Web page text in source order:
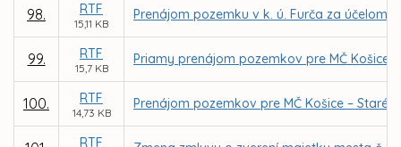
98. RTF
15,11 KB
Prenájom pozemku v k. ú. Furča za účelom
99. RTF
15,7 KB
Priamy prenájom pozemkov pre MČ Košice
100. RTF
14,73 KB
Prenájom pozemkov pre MČ Košice –
RTF